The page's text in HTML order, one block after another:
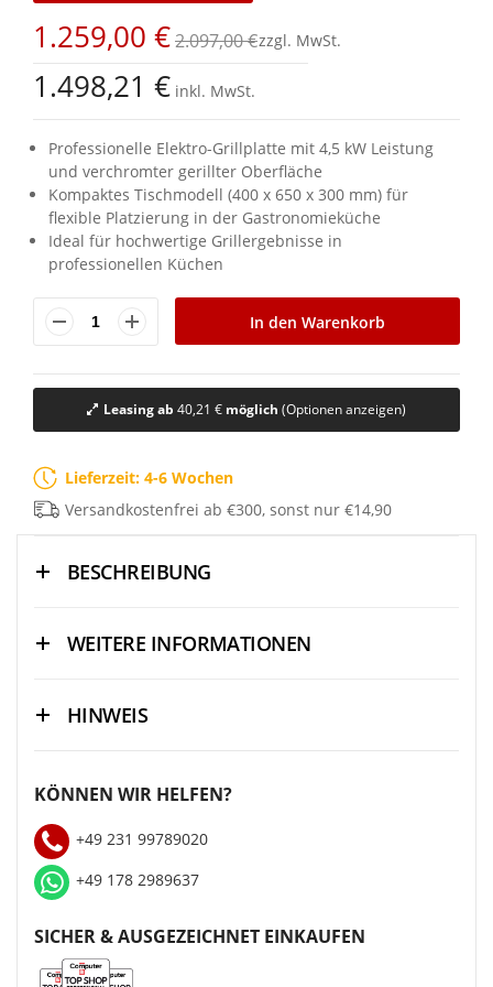
springen
1.259,00 €2.097,00 €
1.498,21 € inkl. MwSt.
Professionelle Elektro-Grillplatte mit 4,5 kW Leistung
und verchromter gerillter Oberfläche
Kompaktes Tischmodell (400 x 650 x 300 mm) für
flexible Platzierung in der Gastronomieküche
Ideal für hochwertige Grillergebnisse in
professionellen Küchen
In den Warenkorb
Leasing ab 40,21 € möglich (Optionen anzeigen)
Lieferzeit: 4-6 Wochen
Versandkostenfrei ab €300, sonst nur €14,90
BESCHREIBUNG
WEITERE INFORMATIONEN
HINWEIS
KÖNNEN WIR HELFEN?
+49 231 99789020
+49 178 2989637
SICHER & AUSGEZEICHNET EINKAUFEN